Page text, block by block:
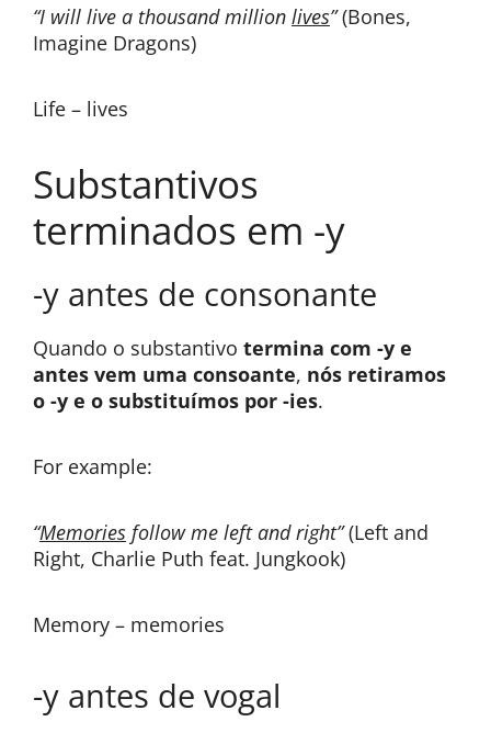
“I will live a thousand million lives”(Bones,
Imagine Dragons)
Life – lives
Substantivos
terminados em -y
-y antes de consonante
Quando o substantivo termina com -y e
antes vem uma consoante, nós retiramos
o -y e o substituímos por -ies.
For example:
“Memories follow me left and right”(Left and
Right, Charlie Puth feat. Jungkook)
Memory – memories
-y antes de vogal